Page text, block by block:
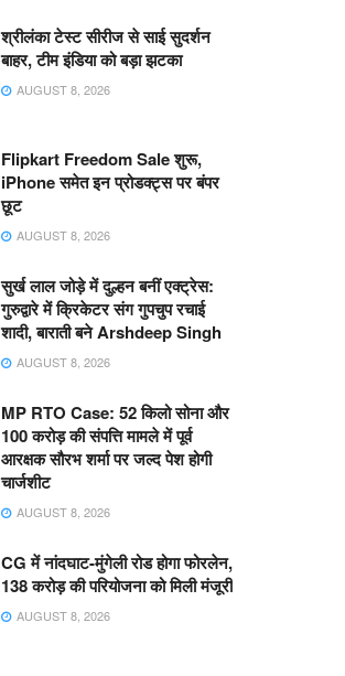
श्रीलंका टेस्ट सीरीज से साई सुदर्शन
बाहर, टीम इंडिया को बड़ा झटका
AUGUST 8, 2026
Flipkart Freedom Sale शुरू,
iPhone समेत इन प्रोडक्ट्स पर बंपर
छूट
AUGUST 8, 2026
सुर्ख लाल जोड़े में दुल्हन बनीं एक्ट्रेस:
गुरुद्वारे में क्रिकेटर संग गुपचुप रचाई
शादी, बाराती बने Arshdeep Singh
AUGUST 8, 2026
MP RTO Case: 52 किलो सोना और
100 करोड़ की संपत्ति मामले में पूर्व
आरक्षक सौरभ शर्मा पर जल्द पेश होगी
चार्जशीट
AUGUST 8, 2026
CG में नांदघाट-मुंगेली रोड होगा फोरलेन,
138 करोड़ की परियोजना को मिली मंजूरी
AUGUST 8, 2026